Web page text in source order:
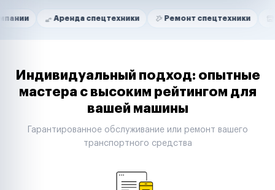
Нам доверяют
Аренда спецтехники Ремонт спецтехники Ритейл-
Маркетплейсы
Таксопарки
Автодилеры
Строительные компании
Аренда спецтехники
Индивидуальный подход: опытные
мастера с высоким рейтингом для
вашей машины
Гарантированное обслуживание или ремонт вашего
транспортного средства